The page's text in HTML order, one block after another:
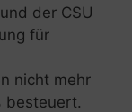
der CSU
für
nicht mehr
besteuert.